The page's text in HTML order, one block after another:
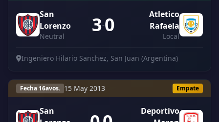
San
Lorenzo
Neutral 3-0
Atletico
Rafaela
Local
Ingeniero Hilario Sanchez, San Juan (Argentina)
Fecha 16avos. 15 May 2013 Empate
San
Deportivo